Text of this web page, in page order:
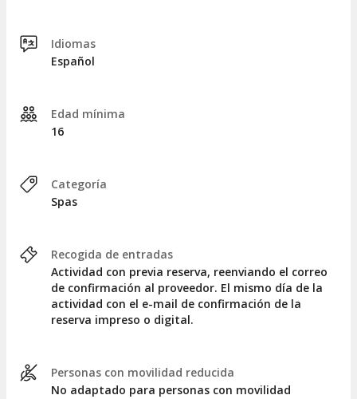
Idiomas
Español
Edad mínima
16
Categoría
Spas
Recogida de entradas
Actividad con previa reserva, reenviando el correo
de confirmación al proveedor. El mismo día de la
actividad con el e-mail de confirmación de la
reserva impreso o digital.
Personas con movilidad reducida
No adaptado para personas con movilidad